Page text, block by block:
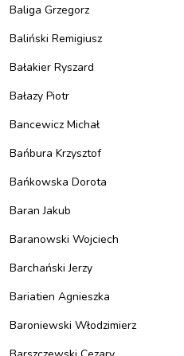
Baliga Grzegorz
Baliński Remigiusz
Bałakier Ryszard
Bałazy Piotr
Bancewicz Michał
Bańbura Krzysztof
Bańkowska Dorota
Baran Jakub
Baranowski Wojciech
Barchański Jerzy
Bariatien Agnieszka
Baroniewski Włodzimierz